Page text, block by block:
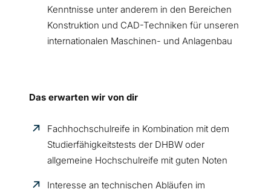
Kenntnisse unter anderem in den Bereichen
Konstruktion und CAD-Techniken für unseren
internationalen Maschinen- und Anlagenbau
Das erwarten wir von dir
Fachhochschulreife in Kombination mit dem
Studierfähigkeitstests der DHBW oder
allgemeine Hochschulreife mit guten Noten
Interesse an technischen Abläufen im